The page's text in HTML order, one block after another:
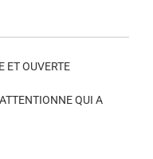
ET OUVERTE
QUI A